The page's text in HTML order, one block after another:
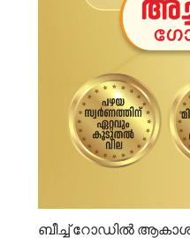
ബീച്ച് റോഡില്‍